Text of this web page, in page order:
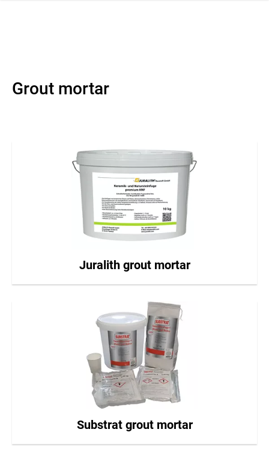
Grout mortar
Juralith grout mortar
Substrat grout mortar